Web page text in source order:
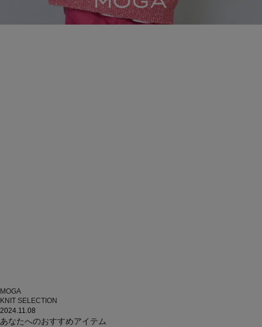
MOGA
KNIT SELECTION
2024.11.08
あなたへのおすすめアイテム